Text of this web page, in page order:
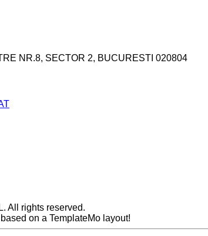
NR.8, SECTOR 2, BUCURESTI 020804
All rights reserved.
on a TemplateMo layout!